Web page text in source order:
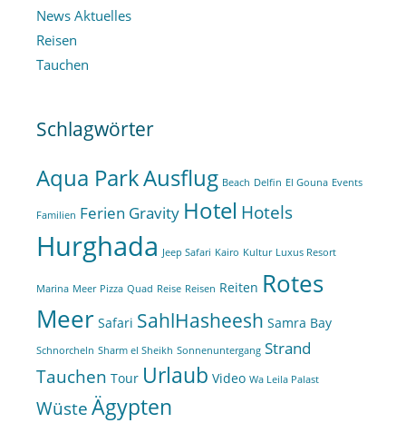
News Aktuelles
Reisen
Tauchen
Schlagwörter
Aqua ParkAusflug Beach Delfin El Gouna Events
Familien Ferien Gravity Hotel Hotels
Hurghada Jeep Safari Kairo Kultur Luxus Resort
Marina Meer Pizza Quad Reise Reisen Reiten Rotes
Meer Safari SahlHasheesh Samra Bay
Schnorcheln Sharm el Sheikh Sonnenuntergang Strand
Tauchen Tour Urlaub Video Wa Leila Palast
WüsteÄgypten